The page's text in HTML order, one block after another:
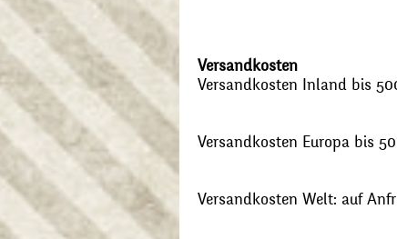
Versandkosten
Versandkosten Inland bis
Versandkosten Europa bis
Versandkosten Welt: auf